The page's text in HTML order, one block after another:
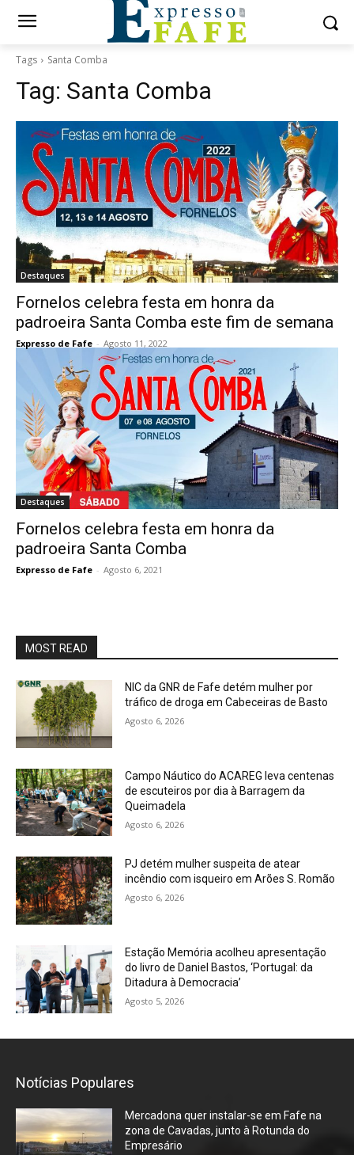
Tags Santa Comba
Tag: Santa Comba
Destaques
Fornelos celebra festa em honra da
padroeira Santa Comba este fim de semana
Expresso de Fafe - Agosto 11, 2022
Destaques
Fornelos celebra festa em honra da
padroeira Santa Comba
Expresso de Fafe - Agosto 6, 2021
MOST READ
NIC da GNR de Fafe detém mulher por
tráfico de droga em Cabeceiras de Basto
Agosto 6, 2026
Campo Náutico do ACAREG leva centenas
de escuteiros por dia à Barragem da
Queimadela
Agosto 6, 2026
PJ detém mulher suspeita de atear
incêndio com isqueiro em Arões S. Romão
Agosto 6, 2026
Estação Memória acolheu apresentação
do livro de Daniel Bastos, ‘Portugal: da
Ditadura à Democracia’
Agosto 5, 2026
Notícias Populares
Mercadona quer instalar-se em Fafe na
zona de Cavadas, junto à Rotunda do
Empresário